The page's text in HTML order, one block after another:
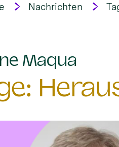
Nachrichten
Maqua